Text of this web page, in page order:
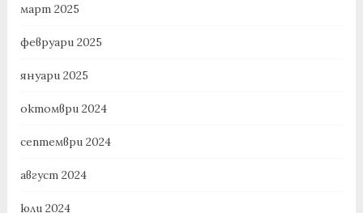
март 2025
февруари 2025
януари 2025
октомври 2024
септември 2024
август 2024
юли 2024